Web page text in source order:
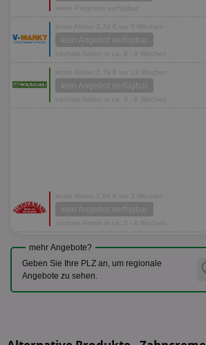
keine Prognose verfügbar
letzte Aktion 2,79 € vor 5 Wochen
kein Angebot verfügbar
nächste Aktion in ca. 8 - 9 Wochen
letzte Aktion 2,79 € vor 12 Wochen
kein Angebot verfügbar
nächste Aktion in ca. 5 - 6 Wochen
letzte Aktion 1,99 € vor 3 Wochen
kein Angebot verfügbar
nächste Aktion in ca. 5 - 6 Wochen
mehr Angebote?
Geben Sie Ihre PLZ an, um regionale
Angebote zu sehen.